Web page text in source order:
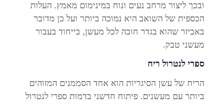
ובכך ליצור מרחב נעים ונוח במינימום מאמץ. העלות
הכספית של השואב היא נמוכה ביותר ועל כן מדובר
באביזר שהוא בגדר חובה לכל מעשן, בייחוד בעבור
מעשני טבק.
ספרי לנטרול ריח
הריח של עשן הסיגריות הוא אחד הסממנים המזוהים
ביותר עם מעשנים. פיתוח חדשני בדמות ספרי לנטרול